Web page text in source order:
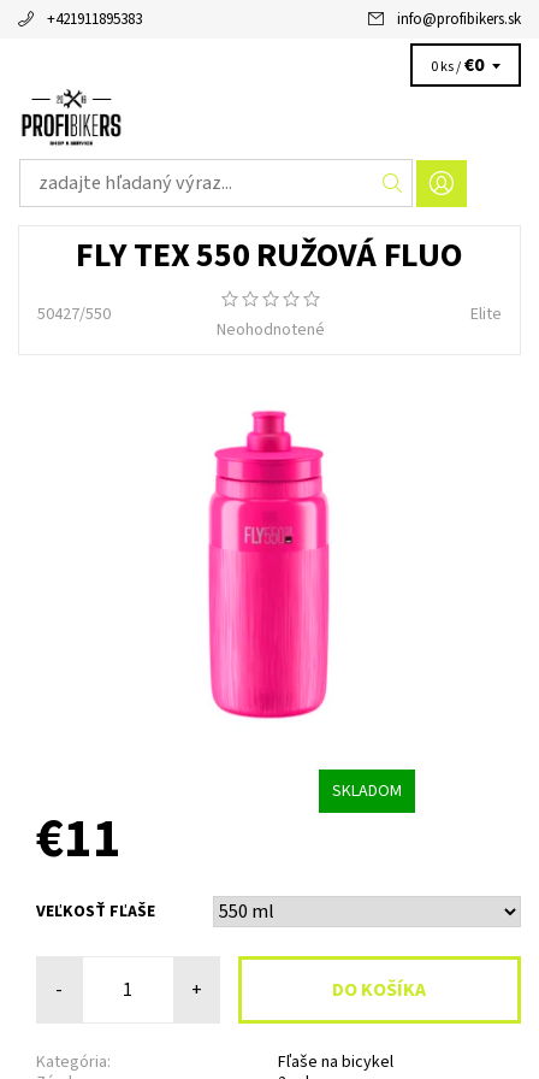
+421911895383 info@profibikers.sk
0 ks /€0
FLY TEX 550 RUŽOVÁ FLUO
50427/550
Neohodnotené
Elite
SKLADOM
€11
VEĽKOSŤ FĽAŠE
- +
Kategória:
Fľaše na bicykel